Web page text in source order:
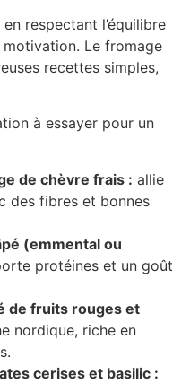
respectant l’équilibre
Le fromage
recettes simples,
à essayer pour un
de chèvre frais : allie
des fibres et bonnes
(emmental ou
protéines et un goût
de fruits rouges et
nordique, riche en
cerises et basilic :